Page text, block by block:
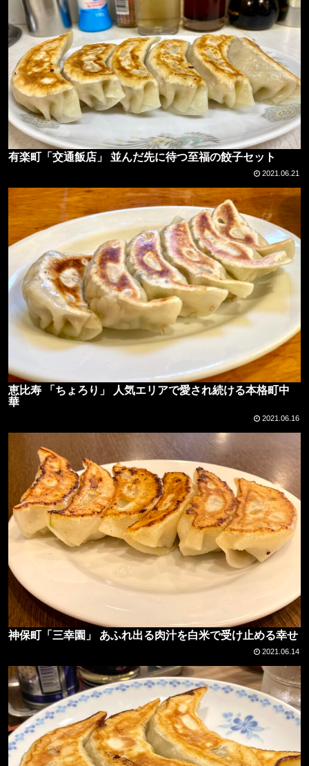
有楽町「交通飯店」 並んだ先に待つ至福の餃子セット
2021.06.21
恵比寿 「ちょろり」 人気エリアで愛され続ける本格町中
華
2021.06.16
神保町「三幸園」 あふれ出る肉汁を白米で受け止める幸せ
2021.06.14